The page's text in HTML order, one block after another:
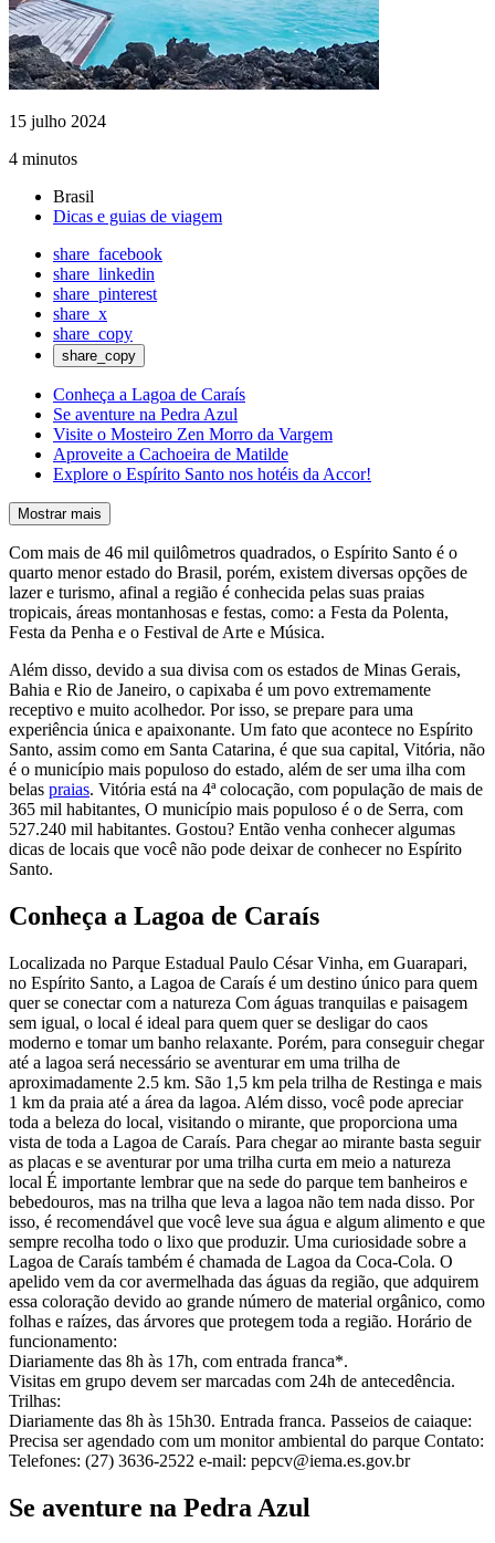
15 julho 2024
4 minutos
Brasil
Dicas e guias de viagem
share_facebook
share_linkedin
share_pinterest
share_x
share_copy
share_copy
Conheça a Lagoa de Caraís
Se aventure na Pedra Azul
Visite o Mosteiro Zen Morro da Vargem
Aproveite a Cachoeira de Matilde
Explore o Espírito Santo nos hotéis da Accor!
Mostrar mais
Com mais de 46 mil quilômetros quadrados, o Espírito Santo é o
quarto menor estado do Brasil, porém, existem diversas opções de
lazer e turismo, afinal a região é conhecida pelas suas praias
tropicais, áreas montanhosas e festas, como: a Festa da Polenta,
Festa da Penha e o Festival de Arte e Música.
Além disso, devido a sua divisa com os estados de Minas Gerais,
Bahia e Rio de Janeiro, o capixaba é um povo extremamente
receptivo e muito acolhedor. Por isso, se prepare para uma
experiência única e apaixonante. Um fato que acontece no Espírito
Santo, assim como em Santa Catarina, é que sua capital, Vitória, não
é o município mais populoso do estado, além de ser uma ilha com
belas praias. Vitória está na 4ª colocação, com população de mais de
365 mil habitantes, O município mais populoso é o de Serra, com
527.240 mil habitantes. Gostou? Então venha conhecer algumas
dicas de locais que você não pode deixar de conhecer no Espírito
Santo.
Conheça a Lagoa de Caraís
Localizada no Parque Estadual Paulo César Vinha, em Guarapari,
no Espírito Santo, a Lagoa de Caraís é um destino único para quem
quer se conectar com a natureza Com águas tranquilas e paisagem
sem igual, o local é ideal para quem quer se desligar do caos
moderno e tomar um banho relaxante. Porém, para conseguir chegar
até a lagoa será necessário se aventurar em uma trilha de
aproximadamente 2.5 km. São 1,5 km pela trilha de Restinga e mais
1 km da praia até a área da lagoa. Além disso, você pode apreciar
toda a beleza do local, visitando o mirante, que proporciona uma
vista de toda a Lagoa de Caraís. Para chegar ao mirante basta seguir
as placas e se aventurar por uma trilha curta em meio a natureza
local É importante lembrar que na sede do parque tem banheiros e
bebedouros, mas na trilha que leva a lagoa não tem nada disso. Por
isso, é recomendável que você leve sua água e algum alimento e que
sempre recolha todo o lixo que produzir. Uma curiosidade sobre a
Lagoa de Caraís também é chamada de Lagoa da Coca-Cola. O
apelido vem da cor avermelhada das águas da região, que adquirem
essa coloração devido ao grande número de material orgânico, como
folhas e raízes, das árvores que protegem toda a região. Horário de
funcionamento:
Diariamente das 8h às 17h, com entrada franca*.
Visitas em grupo devem ser marcadas com 24h de antecedência.
Trilhas:
Diariamente das 8h às 15h30. Entrada franca. Passeios de caiaque:
Precisa ser agendado com um monitor ambiental do parque Contato:
Telefones: (27) 3636-2522 e-mail: pepcv@iema.es.gov.br
Se aventure na Pedra Azul